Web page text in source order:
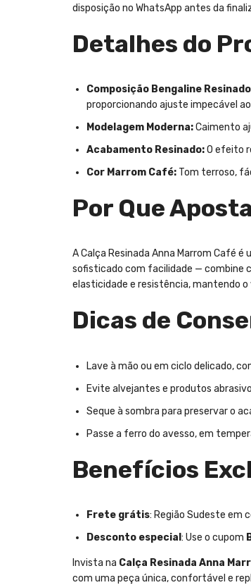
disposição no WhatsApp antes da
Detalhes do
Composição Bengaline
proporcionando ajuste impecável
Modelagem Moderna:Caimento
Acabamento Resinado:O efeito
Cor Marrom Café: Tom terroso,
Por Que
A Calça Resinada Anna Marrom Café
sofisticado com facilidade — combine
elasticidade e resistência, mantendo
Dicas de
Lave à mão ou em ciclo delicado,
Evite alvejantes e produtos
Seque à sombra para preservar o
Passe a ferro do avesso, em
Benefícios
Frete grátis: Região Sudeste em
Desconto especial : Use o cupom
Invista na Calça Resinada Anna
com uma peça única, confortável e